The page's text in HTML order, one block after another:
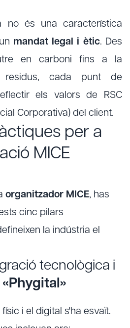
no és una característica
mandat legal i ètic. Des
en carboni fins a la
residus, cada punt de
els valors de RSC
Corporativa) del client.
per a
MICE
organitzador MICE, has
cinc pilars
la indústria el
tecnològica i
i el digital s'ha esvaït.